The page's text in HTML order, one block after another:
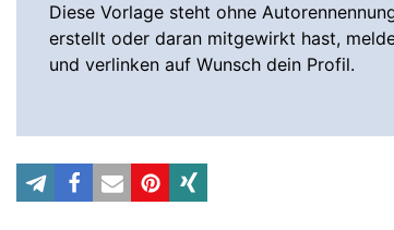
Diese Vorlage steht ohne
erstellt oder daran mitgewirkt hast,
und verlinken auf Wunsch dein Profil.